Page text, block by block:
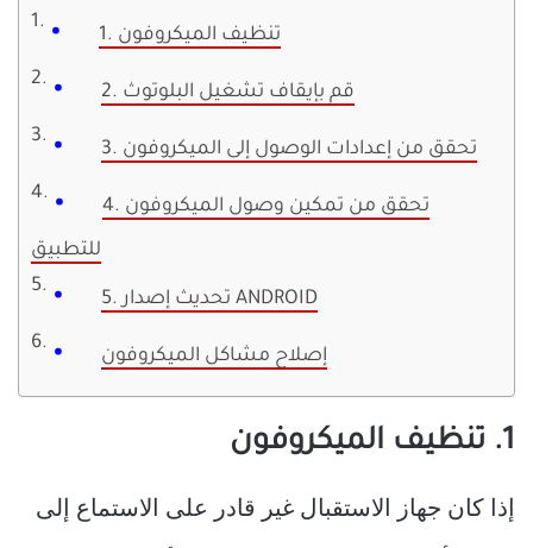
1. تنظيف الميكروفون
2. قم بإيقاف تشغيل البلوتوث
3. تحقق من إعدادات الوصول إلى الميكروفون
4. تحقق من تمكين وصول الميكروفون
للتطبيق
5. تحديث إصدار ANDROID
إصلاح مشاكل الميكروفون
1. تنظيف الميكروفون
إذا كان جهاز الاستقبال غير قادر على الاستماع إلى